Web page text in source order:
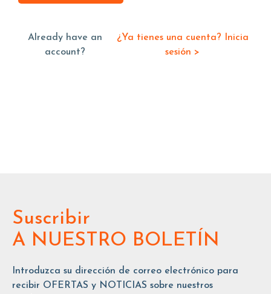
Already have an
account?
¿Ya tienes una cuenta? Inicia
sesión >
Suscribir
A NUESTRO BOLETÍN
Introduzca su dirección de correo electrónico para
recibir OFERTAS y NOTICIAS sobre nuestros